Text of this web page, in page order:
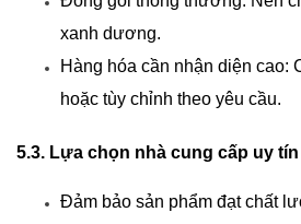
xanh dương.
Hàng hóa cần nhận diện cao:
hoặc tùy chỉnh theo yêu cầu.
5.3. Lựa chọn nhà cung cấp uy tín
Đảm bảo sản phẩm đạt chất